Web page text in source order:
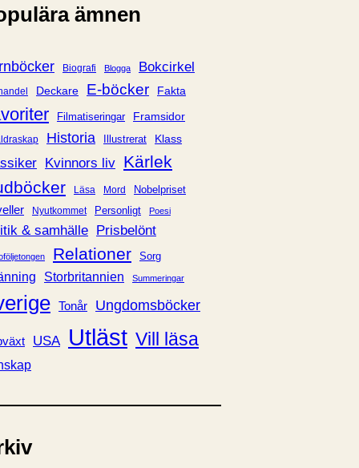
ämnen
Biografi Blogga Bokcirkel
Deckare E-böcker Fakta
Filmatiseringar Framsidor
Historia Illustrerat Klass
Kvinnors liv Kärlek
Läsa Mord Nobelpriset
Nyutkommet Personligt Poesi
& samhälle Prisbelönt
Relationer Sorg
Storbritannien Summeringar
Tonår Ungdomsböcker
USA Utläst Vill läsa